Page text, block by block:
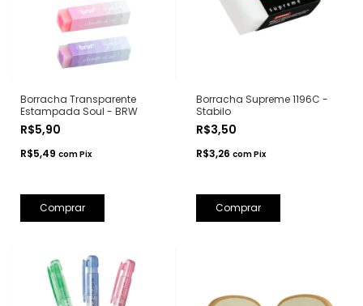
Borracha Transparente
Estampada Soul - BRW
R$5,90
R$5,49 comPix
Comprar
Borracha Supreme 1196C -
Stabilo
R$3,50
R$3,26 comPix